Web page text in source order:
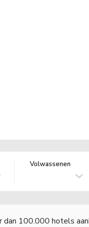
Volwassenen
dan 100.000 hotels